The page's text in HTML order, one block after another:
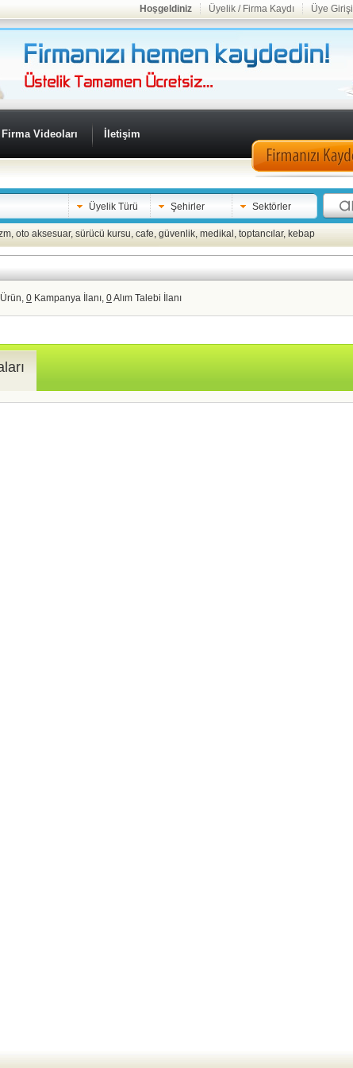
Hoşgeldiniz Üyelik / Firma Kaydı Üye Girişi
Firma Videoları İletişim
Üyelik Türü Şehirler Sektörler
, oto aksesuar, sürücü kursu, cafe, güvenlik, medikal , toptancılar, kebap
Ürün, 0 Kampanya İlanı, 0Alım Talebi İlanı